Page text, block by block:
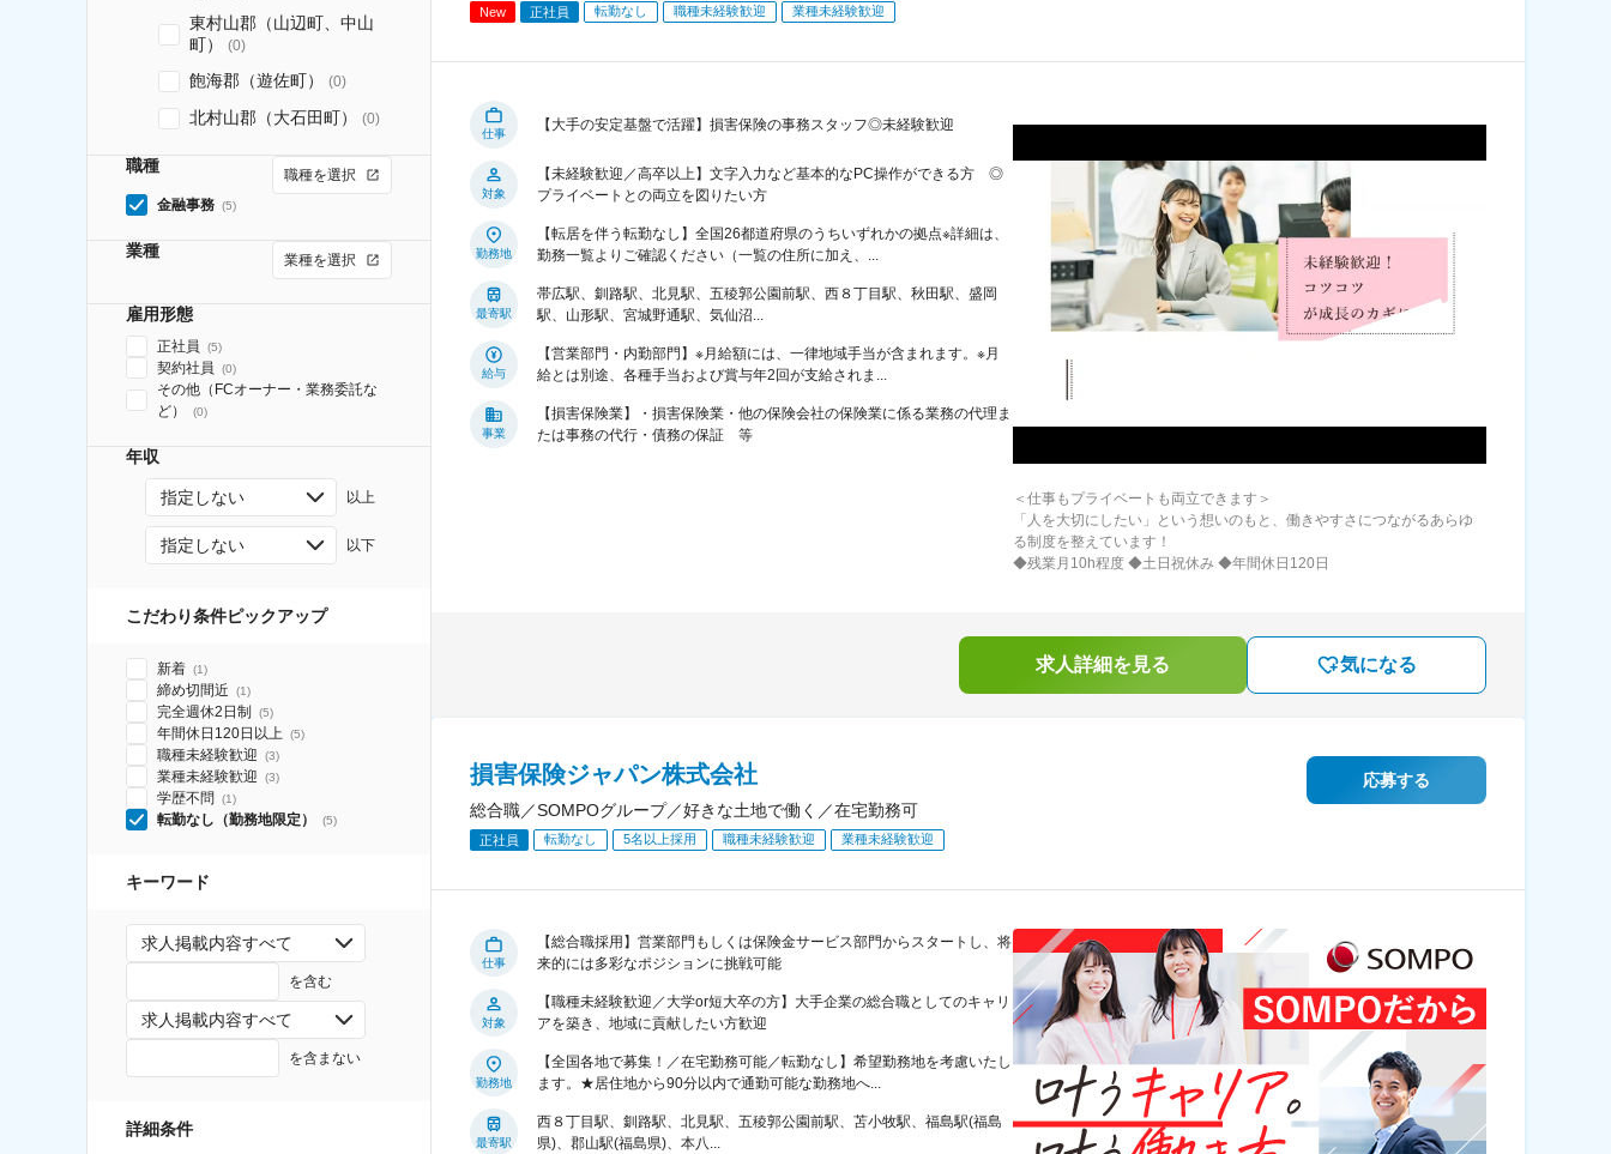
東村山郡（山辺町、中山
町）
(0)
飽海郡（遊佐町） (0)
北村山郡（大石田町） (0)
職種
職種を選択
金融事務 (5)
業種 業種を選択
雇用形態
正社員 (5)
契約社員 (0)
その他（FCオーナー・業務委託な
ど）
(0)
年収
指定しない 以上
指定しない 以下
こだわり条件ピックアップ
新着 (1)
締め切間近 (1)
完全週休2日制 (5)
年間休日120日以上 (5)
職種未経験歓迎 (3)
業種未経験歓迎 (3)
学歴不問 (1)
転勤なし（勤務地限定） (5)
キーワード
求人掲載内容すべて
を含む
求人掲載内容すべて
を含まない
詳細条件
New 正社員 転勤なし 職種未経験歓迎 業種未経験歓迎
仕事
【大手の安定基盤で活躍】損害保険の事務スタッフ◎未経験歓迎
対象
【未経験歓迎／高卒以上】文字入力など基本的なPC操作ができる方 ◎
プライベートとの両立を図りたい方
勤務地
【転居を伴う転勤なし】全国26都道府県のうちいずれかの拠点※詳細は、
勤務一覧よりご確認ください（一覧の住所に加え、...
最寄駅
帯広駅、釧路駅、北見駅、五稜郭公園前駅、西８丁目駅、秋田駅、盛岡
駅、山形駅、宮城野通駅、気仙沼...
給与
【営業部門・内勤部門】※月給額には、一律地域手当が含まれます。※月
給とは別途、各種手当および賞与年2回が支給されま...
事業
【損害保険業】・損害保険業・他の保険会社の保険業に係る業務の代理ま
たは事務の代行・債務の保証 等
＜仕事もプライベートも両立できます＞
「人を大切にしたい」という想いのもと、働きやすさにつながるあらゆ
る制度を整えています！
◆残業月10h程度 ◆土日祝休み ◆年間休日120日
求人詳細を見る 気になる
損害保険ジャパン株式会社
総合職／SOMPOグループ／好きな土地で働く／在宅勤務可
正社員 転勤なし 5名以上採用 職種未経験歓迎 業種未経験歓迎
応募する
仕事
【総合職採用】営業部門もしくは保険金サービス部門からスタートし、将
来的には多彩なポジションに挑戦可能
対象
【職種未経験歓迎／大学or短大卒の方】大手企業の総合職としてのキャリ
アを築き、地域に貢献したい方歓迎
勤務地
【全国各地で募集！／在宅勤務可能／転勤なし】希望勤務地を考慮いたし
ます。★居住地から90分以内で通勤可能な勤務地へ...
最寄駅
西８丁目駅、釧路駅、北見駅、五稜郭公園前駅、苫小牧駅、福島駅(福島
県)、郡山駅(福島県)、本八...